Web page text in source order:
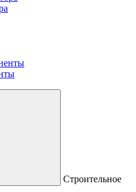
Строительное